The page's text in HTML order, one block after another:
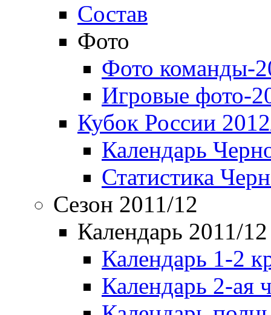
Состав
Фото
Фото команды-
Игровые фото-
Кубок России
Календарь
Статистика
Сезон 2011/12
Календарь 2011/12
Календарь 1-2
Календарь 2-ая